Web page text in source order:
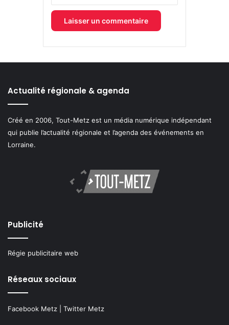
Actualité régionale & agenda
Créé en 2006, Tout-Metz est un média numérique indépendant
qui publie l’actualité régionale et l’agenda des événements en
Lorraine.
Publicité
Régie publicitaire web
Réseaux sociaux
Facebook Metz Twitter Metz